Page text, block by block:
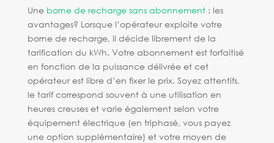
Une borne de recharge sans abonnement: les
avantages? Lorsque l’opérateur exploite votre
borne de recharge, il décide librement de la
tarification du kWh. Votre abonnement est forfaitisé
en fonction de la puissance délivrée et cet
opérateur est libre d’en fixer le prix. Soyez attentifs,
le tarif correspond souvent à une utilisation en
heures creuses et varie également selon votre
équipement électrique (en triphasé, vous payez
une option supplémentaire) et votre moyen de